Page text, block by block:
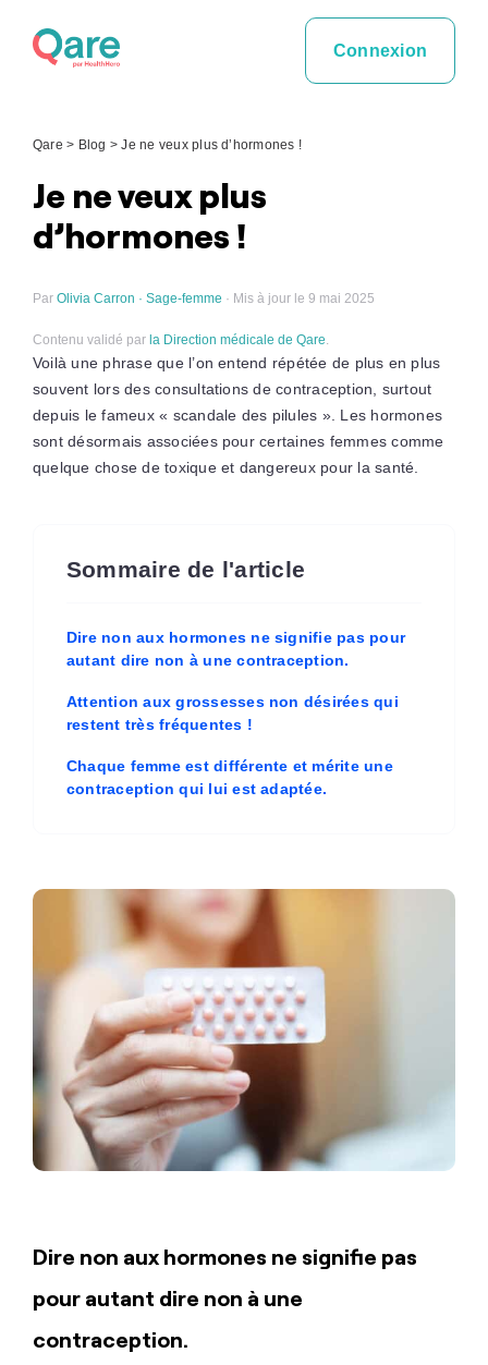
Connexion
Qare > Blog >Je ne veux plus d’hormones !
Je ne veux plus
d’hormones !
Par Olivia Carron · Sage-femme · Mis à jour le 9 mai 2025
Contenu validé par la Direction médicale de Qare.
Voilà une phrase que l’on entend répétée de plus en plus
souvent lors des consultations de contraception, surtout
depuis le fameux « scandale des pilules ». Les hormones
sont désormais associées pour certaines femmes comme
quelque chose de toxique et dangereux pour la santé.
Sommaire de l'article
Dire non aux hormones ne signifie pas pour
autant dire non à une contraception.
Attention aux grossesses non désirées qui
restent très fréquentes !
Chaque femme est différente et mérite une
contraception qui lui est adaptée.
Dire non aux hormones ne signifie pas
pour autant dire non à une
contraception.